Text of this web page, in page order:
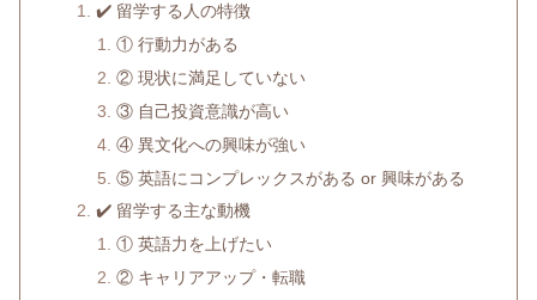
✔️ 留学する人の特徴
① 行動力がある
② 現状に満足していない
③ 自己投資意識が高い
④ 異文化への興味が強い
⑤ 英語にコンプレックスがある or 興味がある
✔️ 留学する主な動機
① 英語力を上げたい
② キャリアアップ・転職